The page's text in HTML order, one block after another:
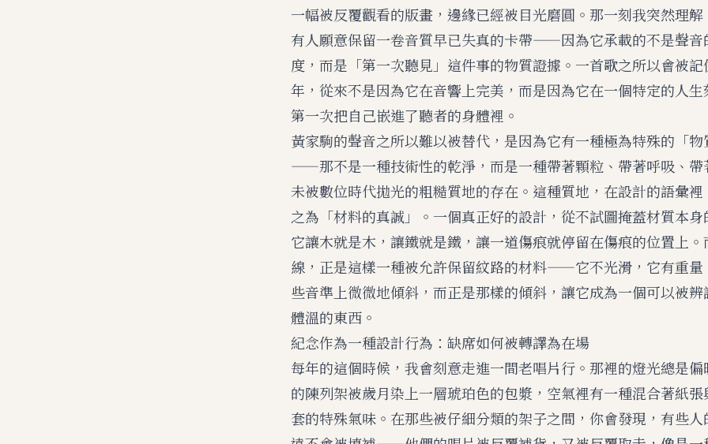
一幅被反覆觀看的版畫，邊緣已經被目光磨圓。那一刻我突然理解
有人願意保留一卷音質早已失真的卡帶——因為它承載的不是聲音
度，而是「第一次聽見」這件事的物質證據。一首歌之所以會被記
年，從來不是因為它在音響上完美，而是因為它在一個特定的人生
第一次把自己嵌進了聽者的身體裡。
黃家駒的聲音之所以難以被替代，是因為它有一種極為特殊的「物
——那不是一種技術性的乾淨，而是一種帶著顆粒、帶著呼吸、帶
未被數位時代拋光的粗糙質地的存在。這種質地，在設計的語彙
之為「材料的真誠」。一個真正好的設計，從不試圖掩蓋材質本身
它讓木就是木，讓鐵就是鐵，讓一道傷痕就停留在傷痕的位置上
線，正是這樣一種被允許保留紋路的材料——它不光滑，它有重量
些音準上微微地傾斜，而正是那樣的傾斜，讓它成為一個可以被辨
體溫的東西。
紀念作為一種設計行為：缺席如何被轉譯為在場
每年的這個時候，我會刻意走進一間老唱片行。那裡的燈光總是偏
的陳列架被歲月染上一層琥珀色的包漿，空氣裡有一種混合著紙
套的特殊氣味。在那些被仔細分類的架子之間，你會發現，有些